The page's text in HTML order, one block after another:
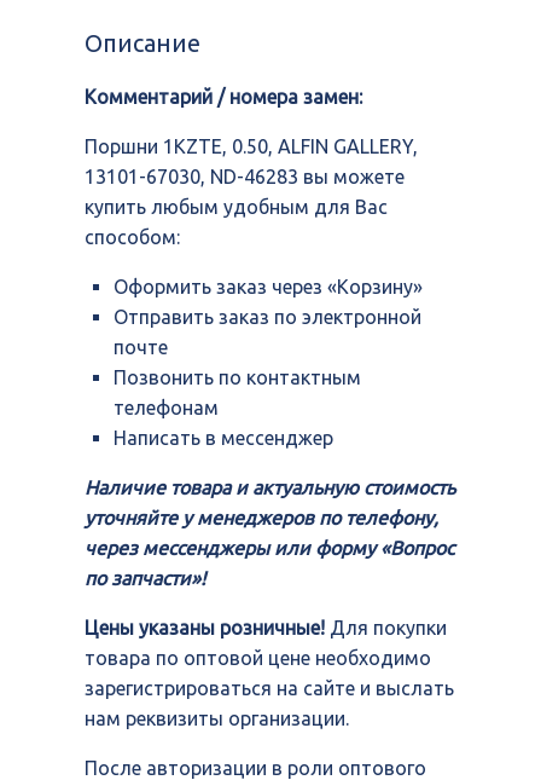
ALFIN
13101-
ND-
46283
Описание
Комментарий / номера замен:
Поршни 1KZTE, 0.50, ALFIN GALLERY,
13101-67030, ND-46283 вы можете
купить любым удобным для Вас
способом:
Оформить заказ через «Корзину»
Отправить заказ по электронной
почте
Позвонить по контактным
телефонам
Написать в мессенджер
Наличие товара и актуальную стоимость
уточняйте у менеджеров по телефону,
через мессенджеры или форму «Вопрос
по запчасти»!
Цены указаны розничные! Для покупки
товара по оптовой цене необходимо
зарегистрироваться на сайте и выслать
нам реквизиты организации.
После авторизации в роли оптового